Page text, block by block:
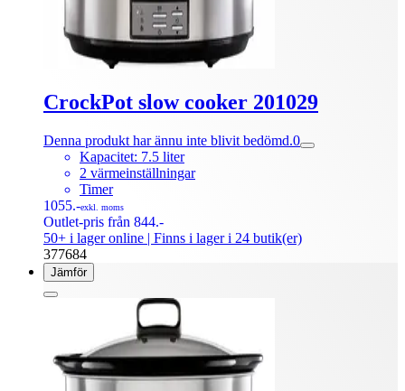
CrockPot slow cooker 201029
Denna produkt har ännu inte blivit bedömd.0
Kapacitet: 7.5 liter
2 värmeinställningar
Timer
1055.-exkl. moms
Outlet-pris från 844.-
50+ i lager online | Finns i lager i 24 butik(er)
377684
Jämför